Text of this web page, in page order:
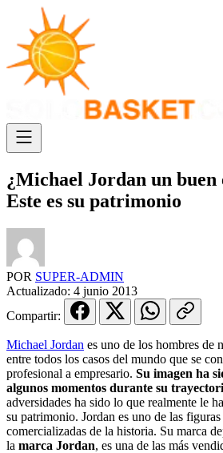
¿Michael Jordan un buen
Este es su patrimonio
POR SUPER-ADMIN
Actualizado: 4 junio 2013
Compartir:
Michael Jordan es uno de los hombres de
entre todos los casos del mundo que se
profesional a empresario. Su imagen ha
algunos momentos durante su
adversidades ha sido lo que realmente le
su patrimonio. Jordan es uno de las
comercializadas de la historia. Su marca
la marca Jordan, es una de las más